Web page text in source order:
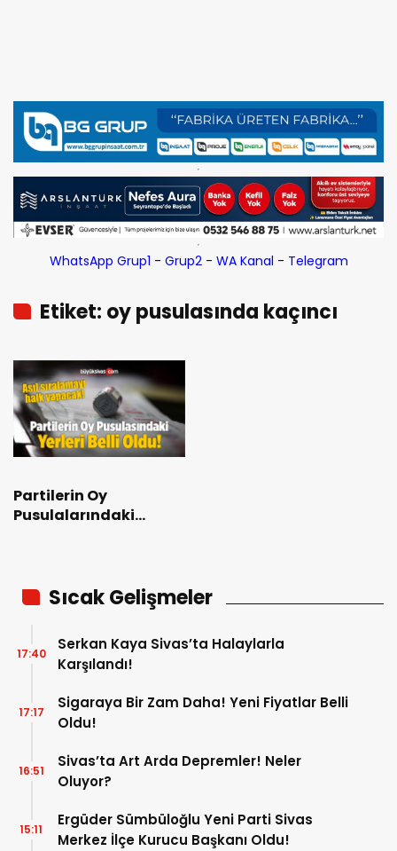
WhatsApp Grup1 - Grup2- WA Kanal - Telegram
Etiket: oy pusulasında kaçıncı
Partilerin Oy
Pusulalarındaki
Sıcak Gelişmeler
Serkan Kaya Sivas’ta Halaylarla
Karşılandı!
17:40
Sigaraya Bir Zam Daha! Yeni Fiyatlar Belli
Oldu!
17:17
Sivas’ta Art Arda Depremler! Neler
Oluyor?
16:51
Ergüder Sümbüloğlu Yeni Parti Sivas
Merkez İlçe Kurucu Başkanı Oldu!
15:11